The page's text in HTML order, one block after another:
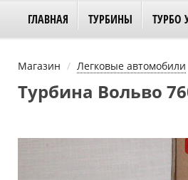
ГЛАВНАЯ ТУРБИНЫ ТУРБО
Магазин Легковые автомобили
Турбина Вольво